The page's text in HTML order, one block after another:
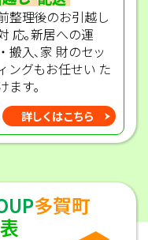
整理後のお引越し
応｡新居への運
搬入､家 財のセッ
ングもお任せい た
ます｡
詳しくはこちら
多賀町